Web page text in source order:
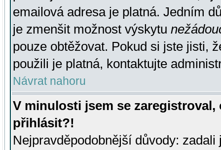
emailová adresa je platná. Jedním
je zmenšit možnost výskytu
pouze obtěžovat. Pokud si jste jisti,
použili je platná, kontaktujte
Návrat nahoru
V minulosti jsem se
přihlásit?!
Nejpravděpodobnější důvody: